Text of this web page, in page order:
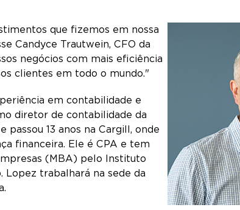
que fizemos em nossa
Candyce Trautwein, CFO da
negócios com mais eficiência
clientes em todo o mundo."
em contabilidade e
diretor de contabilidade da
passou 13 anos na Cargill, onde
financeira. Ele é CPA e tem
(MBA) pelo Instituto
Lopez trabalhará na sede da